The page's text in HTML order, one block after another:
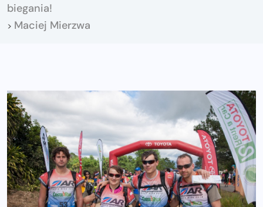
biegania!
> Maciej Mierzwa